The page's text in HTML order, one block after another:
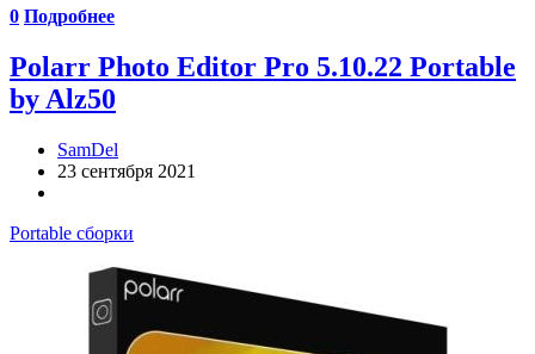
0 Подробнее
Polarr Photo Editor Pro 5.10.22 Portable
by Alz50
SamDel
23 сентября 2021
Portable сборки